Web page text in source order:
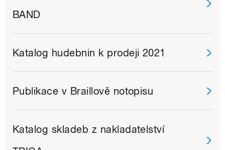
BAND
Katalog hudebnin k prodeji 2021
Publikace v Braillově notopisu
Katalog skladeb z nakladatelství